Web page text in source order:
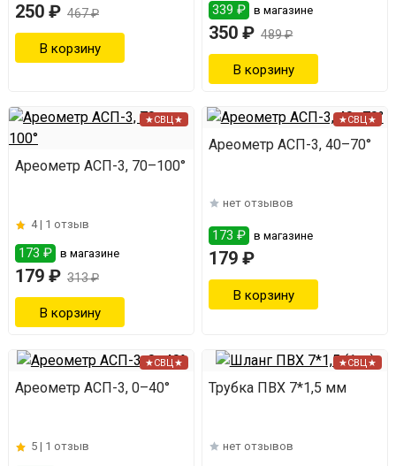
250 ₽ 467 ₽ 339 ₽ в магазине
350 ₽ 489 ₽
★СВЦ★
Ареометр АСП-3, 70–100°
4 | 1 отзыв
173 ₽ в магазине
179 ₽ 313 ₽
★СВЦ★
Ареометр АСП-3, 40–70°
нет отзывов
173 ₽ в магазине
179 ₽
★СВЦ★
Ареометр АСП-3, 0–40°
5 | 1 отзыв
★СВЦ★
Трубка ПВХ 7*1,5 мм
нет отзывов